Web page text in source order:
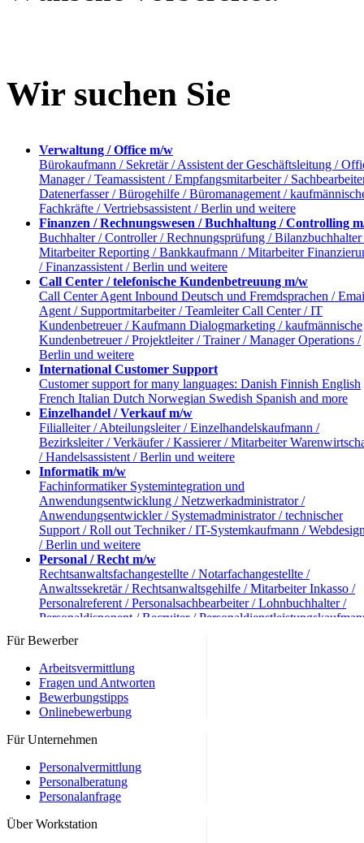
Wir suchen Sie
Verwaltung / Office m/w
Bürokaufmann / Sekretär / Assistent der Geschäftsleitung /
Manager / Teamassistent / Empfangsmitarbeiter /
Datenerfasser / Bürogehilfe / Büromanagement /
Fachkräfte / Vertriebsassistent / Berlin und weitere
Finanzen / Rechnungswesen / Buchhaltung / Controlling
Buchhalter / Controller / Rechnungsprüfung / Bilanzbuchhalter
Mitarbeiter Reporting / Bankkaufmann / Mitarbeiter
/ Finanzassistent / Berlin und weitere
Call Center / telefonische Kundenbetreuung m/w
Call Center Agent Inbound Deutsch und Fremdsprachen /
Agent / Supportmitarbeiter / Teamleiter Call Center / IT
Kundenbetreuer / Kaufmann Dialogmarketing / kaufmännische
Kundenbetreuer / Projektleiter / Trainer / Manager Operations /
Berlin und weitere
International Customer Support
Customer support for many languages: Danish Finnish English
French Italian Dutch Norwegian Swedish Spanish and more
Einzelhandel / Verkauf m/w
Filialleiter / Abteilungsleiter / Einzelhandelskaufmann /
Bezirksleiter / Verkäufer / Kassierer / Mitarbeiter
/ Handelsassistent / Berlin und weitere
Informatik m/w
Fachinformatiker Systemintegration und
Anwendungsentwicklung / Netzwerkadministrator /
Anwendungsentwickler / Systemadministrator / technischer
Support / Roll out Techniker / IT-Systemkaufmann /
/ Berlin und weitere
Personal / Recht m/w
Rechtsanwaltsfachangestellte / Notarfachangestellte /
Anwaltssekretär / Rechtsanwaltsgehilfe / Mitarbeiter Inkasso /
Personalreferent / Personalsachbearbeiter / Lohnbuchhalter /
Personaldisponent / Recruiter /
Reise und Tourismus m/w
Reiseverkehrskaufmann / Kaufmann Tourismus und Freizeit /
Hotelkaufmann / Hotelfachmann / Servicekraft / Webtravel
/ Servicekräfte / Berlin und weitere
andere Berufe m/w
Industriekaufmann / Verlagskaufmann / Einkäufer /
Immobilienkaufmann / Speditionskaufmann / Mediengestalter /
Für Bewerber
Arbeitsvermittlung
Fragen und Antworten
Bewerbungstipps
Onlinebewerbung
Für Unternehmen
Personalvermittlung
Personalberatung
Personalanfrage
Über Workstation